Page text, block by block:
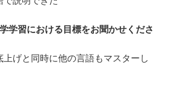
学習における目標をお聞かせくださ
げと同時に他の言語もマスターし